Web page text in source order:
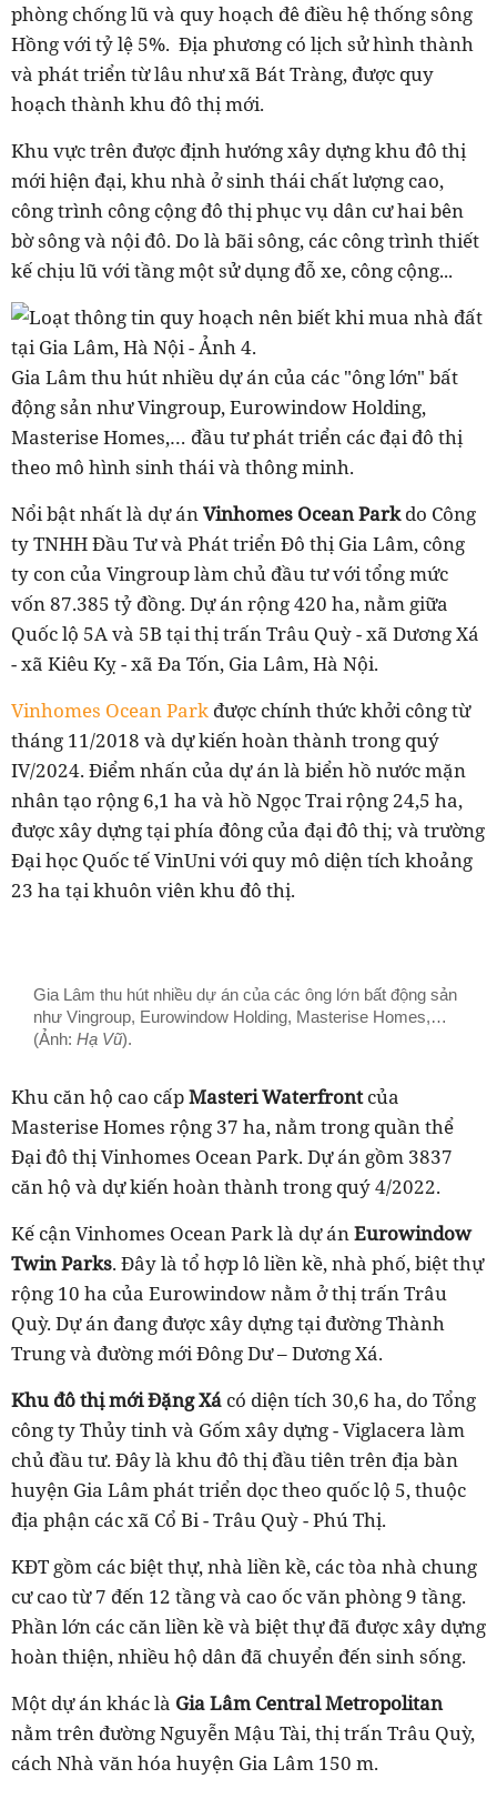
phòng chống lũ và quy hoạch đê điều hệ thống sông
Hồng với tỷ lệ 5%. Địa phương có lịch sử hình thành
và phát triển từ lâu như xã Bát Tràng, được quy
hoạch thành khu đô thị mới.
Khu vực trên được định hướng xây dựng khu đô thị
mới hiện đại, khu nhà ở sinh thái chất lượng cao,
công trình công cộng đô thị phục vụ dân cư hai bên
bờ sông và nội đô. Do là bãi sông, các công trình thiết
kế chịu lũ với tầng một sử dụng đỗ xe, công cộng...
Gia Lâm thu hút nhiều dự án của các "ông lớn" bất
động sản như Vingroup, Eurowindow Holding,
Masterise Homes,… đầu tư phát triển các đại đô thị
theo mô hình sinh thái và thông minh.
Nổi bật nhất là dự ánVinhomes Ocean Parkdo Công
ty TNHH Đầu Tư và Phát triển Đô thị Gia Lâm, công
ty con của Vingroup làm chủ đầu tư với tổng mức
vốn 87.385 tỷ đồng. Dự án rộng 420 ha, nằm giữa
Quốc lộ 5A và 5B tại thị trấn Trâu Quỳ - xã Dương Xá
- xã Kiêu Kỵ - xã Đa Tốn, Gia Lâm, Hà Nội.
Vinhomes Ocean Park được chính thức khởi công từ
tháng 11/2018 và dự kiến hoàn thành trong quý
IV/2024. Điểm nhấn của dự án là biển hồ nước mặn
nhân tạo rộng 6,1 ha và hồ Ngọc Trai rộng 24,5 ha,
được xây dựng tại phía đông của đại đô thị; và trường
Đại học Quốc tế VinUni với quy mô diện tích khoảng
23 ha tại khuôn viên khu đô thị.
Gia Lâm thu hút nhiều dự án của các ông lớn bất động sản
như Vingroup, Eurowindow Holding, Masterise Homes,…
(Ảnh: Hạ Vũ).
Khu căn hộ cao cấpMasteri Waterfrontcủa
Masterise Homes rộng 37 ha, nằm trong quần thể
Đại đô thị Vinhomes Ocean Park. Dự án gồm 3837
căn hộ và dự kiến hoàn thành trong quý 4/2022.
Kế cận Vinhomes Ocean Park là dự ánEurowindow
Twin Parks. Đây là tổ hợp lô liền kề, nhà phố, biệt thự
rộng 10 ha của Eurowindow nằm ở thị trấn Trâu
Quỳ. Dự án đang được xây dựng tại đường Thành
Trung và đường mới Đông Dư – Dương Xá.
Khu đô thị mới Đặng Xá có diện tích 30,6 ha, do Tổng
công ty Thủy tinh và Gốm xây dựng - Viglacera làm
chủ đầu tư. Đây là khu đô thị đầu tiên trên địa bàn
huyện Gia Lâm phát triển dọc theo quốc lộ 5, thuộc
địa phận các xã Cổ Bi - Trâu Quỳ - Phú Thị.
KĐT gồm các biệt thự, nhà liền kề, các tòa nhà chung
cư cao từ 7 đến 12 tầng và cao ốc văn phòng 9 tầng.
Phần lớn các căn liền kề và biệt thự đã được xây dựng
hoàn thiện, nhiều hộ dân đã chuyển đến sinh sống.
Một dự án khác là Gia Lâm Central Metropolitan
nằm trên đường Nguyễn Mậu Tài, thị trấn Trâu Quỳ,
cách Nhà văn hóa huyện Gia Lâm 150 m.